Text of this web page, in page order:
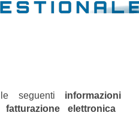
seguenti informazioni
fatturazione elettronica